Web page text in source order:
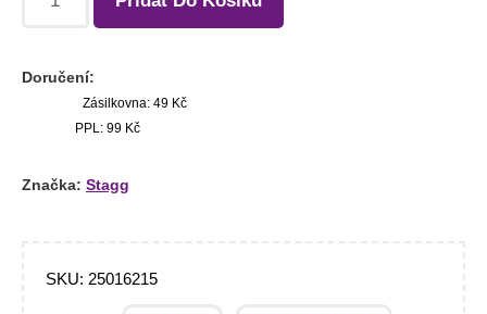
Doručení:
Zásilkovna: 49 Kč
PPL: 99 Kč
Značka: Stagg
SKU: 25016215